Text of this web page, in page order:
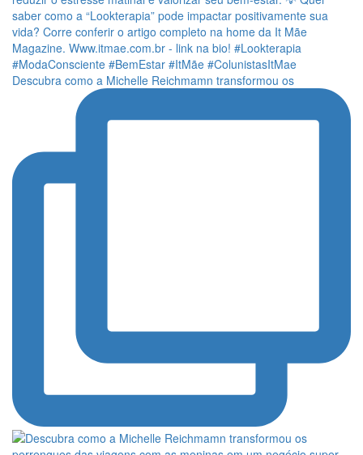
Descubra como a Michelle Reichmamn transformou os